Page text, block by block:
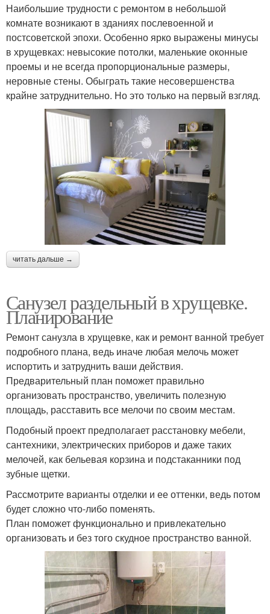
Наибольшие трудности с ремонтом в небольшой
комнате возникают в зданиях послевоенной и
постсоветской эпохи. Особенно ярко выражены минусы
в хрущевках: невысокие потолки, маленькие оконные
проемы и не всегда пропорциональные размеры,
неровные стены. Обыграть такие несовершенства
крайне затруднительно. Но это только на первый взгляд.
читать дальше →
Санузел раздельный в хрущевке.
Планирование
Ремонт санузла в хрущевке, как и ремонт ванной требует
подробного плана, ведь иначе любая мелочь может
испортить и затруднить ваши действия.
Предварительный план поможет правильно
организовать пространство, увеличить полезную
площадь, расставить все мелочи по своим местам.
Подобный проект предполагает расстановку мебели,
сантехники, электрических приборов и даже таких
мелочей, как бельевая корзина и подстаканники под
зубные щетки.
Рассмотрите варианты отделки и ее оттенки, ведь потом
будет сложно что-либо поменять.
План поможет функционально и привлекательно
организовать и без того скудное пространство ванной.